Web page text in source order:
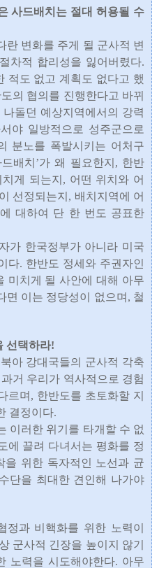
사드배치는 절대 허용될 수
란 변화를 주게 될 군사적 변
차적 합리성을 잃어버렸다.
적도 없고 계획도 없다고 했
의 협의를 진행한다고 바뀌
돌던 예상지역에서의 강력
야 일방적으로 성주군으로
분노를 폭발시키는 어처구
배치’가 왜 필요한지, 한반
게 되는지, 어떤 위치와 어
선정되는지, 배치지역에 어
대하여 단 한 번도 공표한
가 한국정부가 아니라 미국
다. 한반도 정세와 주권자인
미치게 될 사안에 대해 아무
면 이는 정당성이 없으며, 철
선택하라!
아 강대국들의 군사적 각축
거 우리가 역사적으로 경험
르며, 한반도를 초토화할 지
결정이다.
이러한 위기를 타개할 수 없
에 끌려 다녀서는 평화를 정
위한 독자적인 노선과 균
단을 최대한 견인해 나가야
정과 비핵화를 위한 노력이
군사적 긴장을 높이지 않기
노력을 시도해야한다. 아무